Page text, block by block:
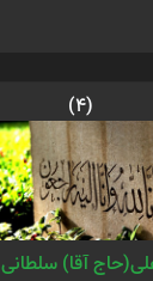
(4)
آقا) سلطانی